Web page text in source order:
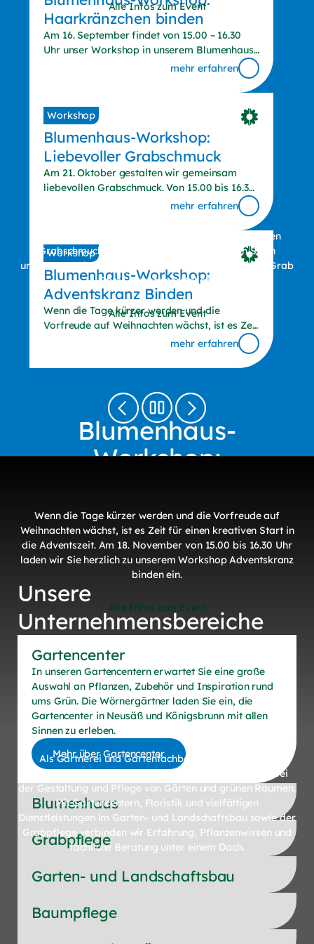
Alle Infos zum Event
Blumenhaus-
Workshop:
Liebevoller
Grabschmuck
Am 21. Oktober gestalten wir gemeinsam liebevollen
Grabschmuck. Von 15.00 bis 16.30 Uhr lernen Sie in
unserem Workshop, wie Sie besondere Deko für das Grab
Ihrer Liebsten erstellen.
Alle Infos zum Event
Blumenhaus-
Workshop:
Wenn die Tage kürzer werden und die Vorfreude auf
Weihnachten wächst, ist es Zeit für einen kreativen Start in
die Adventszeit. Am 18. November von 15.00 bis 16.30 Uhr
laden wir Sie herzlich zu unserem Workshop Adventskranz
binden ein.
Alle Infos zum Event
ErlebedeinGrün
Als Gärtnerei und Gartenfachbetrieb begleiten wir
Menschen in der Region Augsburg seit vielen Jahren bei
der Gestaltung und Pflege von Gärten und grünen Räumen.
Mit Gartencentern, Floristik und vielfältigen
Dienstleistungen im Garten- und Landschaftsbau sowie der
Grabpflege verbinden wir Erfahrung, Pflanzenwissen und
fachliche Beratung unter einem Dach.
Haarkränzchen binden
Am 16. September findet von 15.00 – 16.30
Uhr unser Workshop in unserem Blumenhaus
in Augsburg statt. Erfahren Sie, wie Sie
individuelle Haarkränzchen aus natürlichen
Materialien, Blumen und grünen Elementen
gestalten. Kommen Sie vorbei und lernen Sie
von unseren Profis.
mehr erfahren
Workshop
Blumenhaus-Workshop:
Liebevoller Grabschmuck
Am 21. Oktober gestalten wir gemeinsam
liebevollen Grabschmuck. Von 15.00 bis 16.30
Uhr lernen Sie in unserem Workshop, wie Sie
besondere Deko für das Grab Ihrer Liebsten
mehr erfahren
Workshop
Blumenhaus-Workshop:
Adventskranz Binden
Wenn die Tage kürzer werden und die
Vorfreude auf Weihnachten wächst, ist es Zeit
für einen kreativen Start in die Adventszeit.
laden wir Sie herzlich zu unserem Workshop
mehr erfahren
Unsere
Unternehmensbereiche
Gartencenter
In unseren Gartencentern erwartet Sie eine große
Auswahl an Pflanzen, Zubehör und Inspiration rund
ums Grün. Die Wörnergärtner laden Sie ein, die
Gartencenter in Neusäß und Königsbrunn mit allen
Sinnen zu erleben.
Mehr über Gartencenter
Blumenhaus
Grabpflege
Garten- und Landschaftsbau
Baumpflege